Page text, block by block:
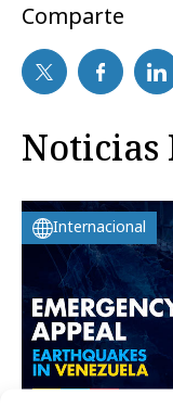
Comparte
Noticias
Internacional